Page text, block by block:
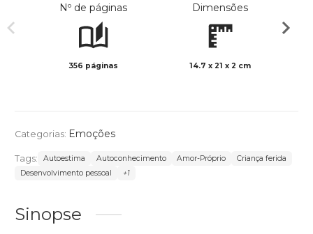
Nº de páginas
356 páginas
Dimensões
14.7 x 21 x 2 cm
Categorias: Emoções
Tags: Autoestima Autoconhecimento Amor-Próprio
Criança ferida
Desenvolvimento pessoal
+1
Sinopse